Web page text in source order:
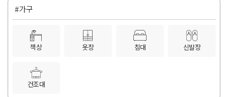
#가구
책상 옷장 침대 신발장
건조대